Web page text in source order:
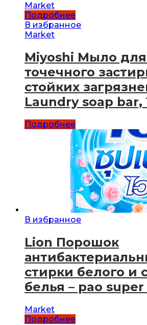
Market
Подробнее
В избранное
Market
Miyoshi Мыло
точечного
стойких
Laundry soap bar,
Подробнее
В избранное
Lion Порошок
стирки белого и
белья – pao
Market
Подробнее